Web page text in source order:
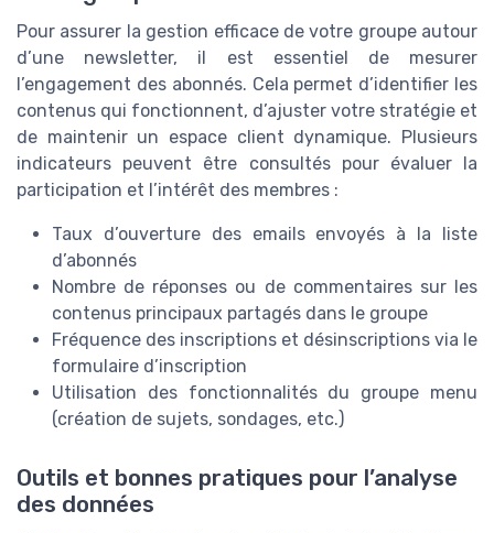
Pour assurer la gestion efficace de votre groupe autour
d’une newsletter, il est essentiel de mesurer
l’engagement des abonnés. Cela permet d’identifier les
contenus qui fonctionnent, d’ajuster votre stratégie et
de maintenir un espace client dynamique. Plusieurs
indicateurs peuvent être consultés pour évaluer la
participation et l’intérêt des membres :
Taux d’ouverture des emails envoyés à la liste
d’abonnés
Nombre de réponses ou de commentaires sur les
contenus principaux partagés dans le groupe
Fréquence des inscriptions et désinscriptions via le
formulaire d’inscription
Utilisation des fonctionnalités du groupe menu
(création de sujets, sondages, etc.)
Outils et bonnes pratiques pour l’analyse
des données